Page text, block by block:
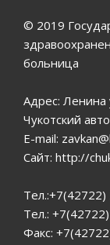
© 2019
больница
Адрес: Ленина
Чукотский
E-mail:
Сайт: http://
Тел.:+7(42722)
Тел.:
Факс: